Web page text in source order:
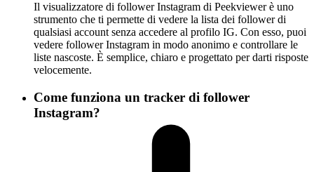
Il visualizzatore di follower Instagram di Peekviewer è uno
strumento che ti permette di vedere la lista dei follower di
qualsiasi account senza accedere al profilo IG. Con esso, puoi
vedere follower Instagram in modo anonimo e controllare le
liste nascoste. È semplice, chiaro e progettato per darti risposte
velocemente.
Come funziona un tracker di follower
Instagram?